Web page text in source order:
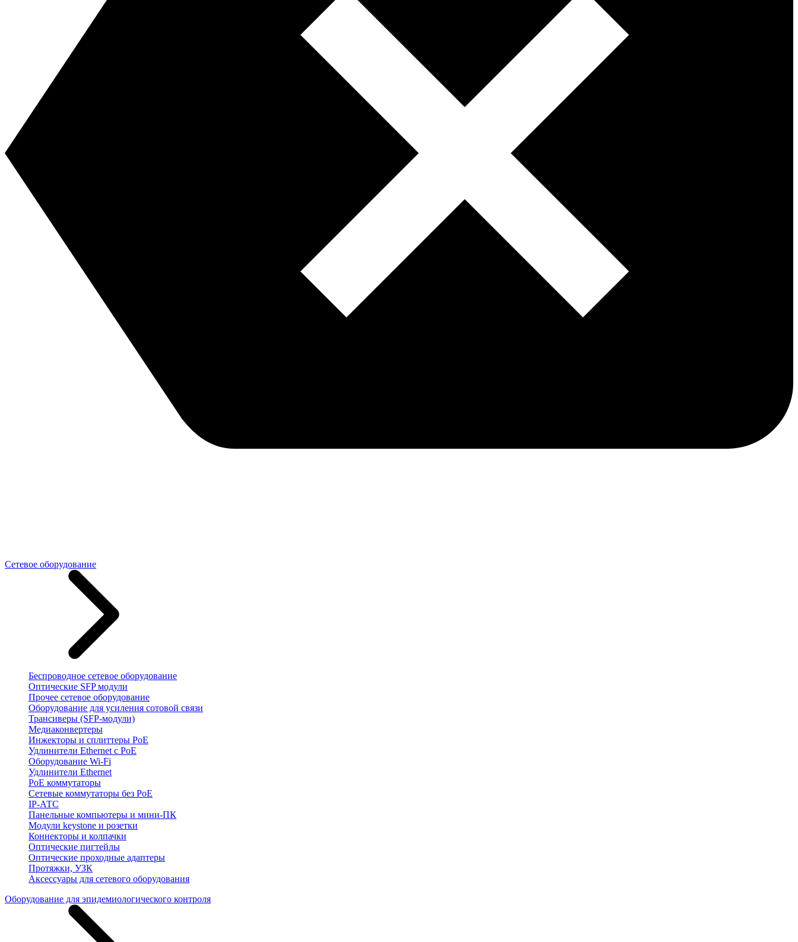
Сетевое оборудование
Беспроводное сетевое оборудование
Оптические SFP модули
Прочее сетевое оборудование
Оборудование для усиления сотовой связи
Трансиверы (SFP-модули)
Медиаконвертеры
Инжекторы и сплиттеры PoE
Удлинители Ethernet с PoE
Оборудование Wi-Fi
Удлинители Ethernet
PoE коммутаторы
Сетевые коммутаторы без PoE
IP-АТС
Панельные компьютеры и мини-ПК
Модули keystone и розетки
Коннекторы и колпачки
Оптические пигтейлы
Оптические проходные адаптеры
Протяжки, УЗК
Аксессуары для сетевого оборудования
Оборудование для эпидемиологического контроля